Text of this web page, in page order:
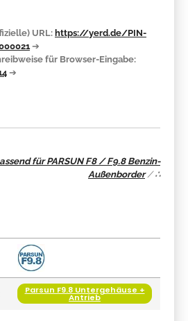
URL: https://yerd.de/PIN-
➔
für Browser-Eingabe:
➔
für PARSUN F8 / F9.8 Benzin-
Außenborder/∴
Parsun F9.8 Untergehäuse +
Antrieb